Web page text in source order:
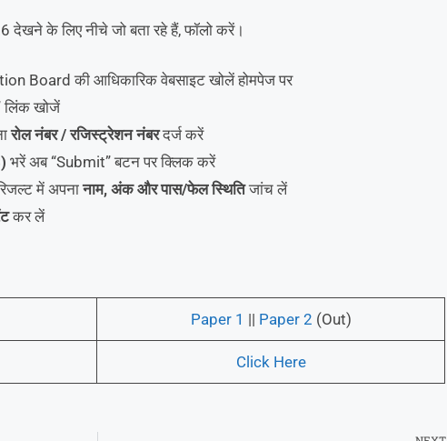
के लिए नीचे जो बता रहे हैं, फॉलो करें।
Board की आधिकारिक वेबसाइट खोलें होमपेज पर
लिंक खोजें
रोल नंबर / रजिस्ट्रेशन नंबरदर्ज करें
भरें अब “Submit” बटन पर क्लिक करें
में अपनानाम, अंक और पास/फेल स्थितिजांच लें
कर लें
Paper 1 || Paper 2 (Out)
Click Here